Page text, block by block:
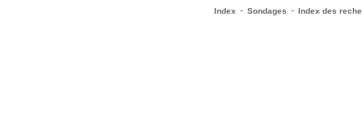
Index - Sondages - Index des